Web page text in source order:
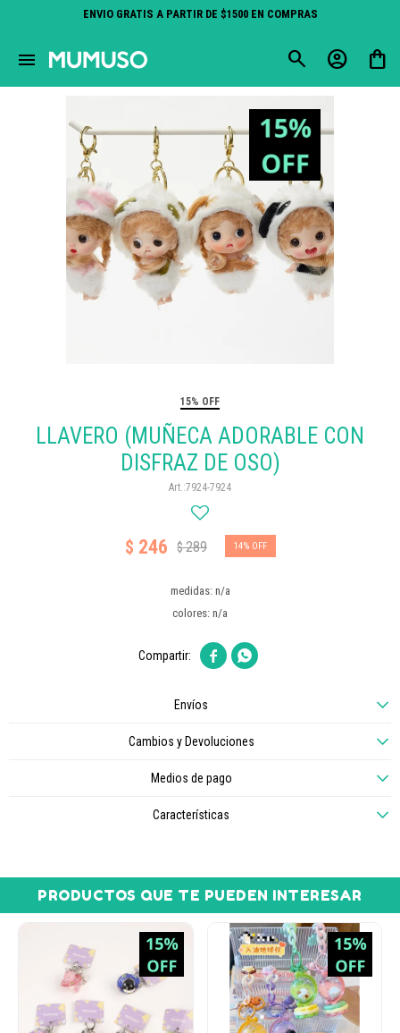
ENVIO GRATIS A PARTIR DE $1500 EN COMPRAS
menu
15% OFF
LLAVERO (MUÑECA ADORABLE CON
DISFRAZ DE OSO)
7924-7924
$ 246 $289 14
medidas: n/a
colores: n/a
 
Envíos
Cambios y Devoluciones
Medios de pago
Características
PRODUCTOS QUE TE PUEDEN INTERESAR
close